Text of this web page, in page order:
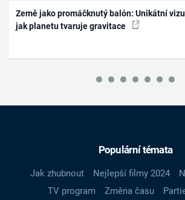
Země jako promáčknutý balón: Unikátní
jak planetu tvaruje gravitace
Populární témata
Jak zhubnout Nejlepší filmy 2024
TV program
Změna času